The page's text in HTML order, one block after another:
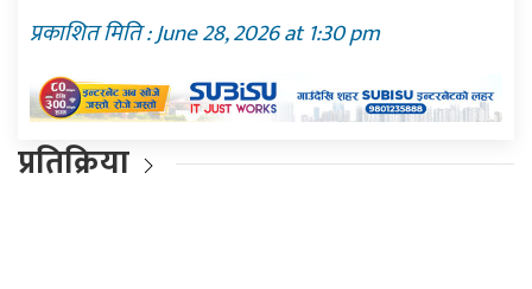
प्रकाशित मिति : June 28, 2026 at 1:30 pm
प्रतिक्रिया